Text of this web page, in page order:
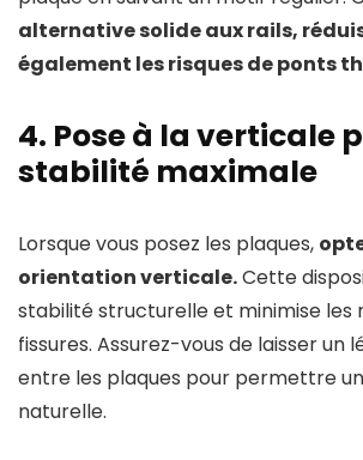
alternative solide aux rails,
également les risques de ponts
4. Pose à la verticale
stabilité maximale
Lorsque vous posez les plaques,
orientation verticale.Cette
stabilité structurelle et minimise les
fissures. Assurez-vous de laisser un
entre les plaques pour permettre
naturelle.